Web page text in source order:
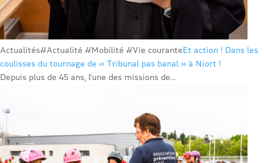
Actualités#Actualité #Mobilité #Vie couranteEt action ! Dans les
coulisses du tournage de « Tribunal pas banal » à Niort !
Depuis plus de 45 ans, l’une des missions de...